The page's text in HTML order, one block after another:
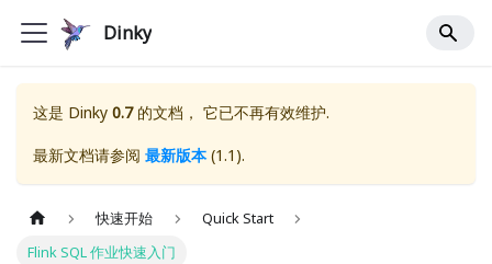
Dinky
这是 Dinky 0.7的文档， 它已不再有效维护.
最新文档请参阅 最新版本(1.1 ).
快速开始
Quick Start
Flink SQL 作业快速入门